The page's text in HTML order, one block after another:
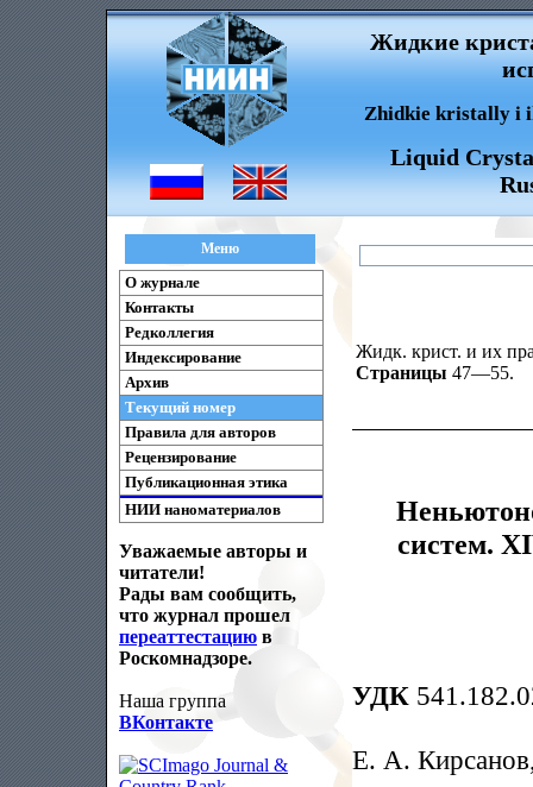
Жидкие
Zhidkie kristally i
Liquid
Меню
О журнале
Контакты
Редколлегия
Индексирование
Архив
Текущий номер
Правила для авторов
Рецензирование
Публикационная этика
НИИ наноматериалов
Уважаемые авторы и
читатели!
Рады вам сообщить,
что журнал прошел
переаттестацию в
Роскомнадзоре.
Наша группа
ВКонтакте
Жидк. крист. и их
Страницы 47—55.
систем.
УДК
Е. А.